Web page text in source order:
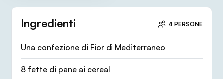
Ingredienti 4 PERSONE
Una confezione di Fior di Mediterraneo
8 fette di pane ai cereali